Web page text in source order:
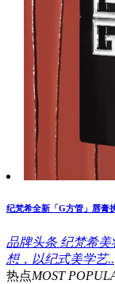
纪梵希全新「G方管」唇膏
品牌头条 纪梵希美
想，以纪式美学艺..
热点MOST